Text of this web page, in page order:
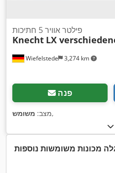
Wiefelstede 3,274 km
פילטר אוויר 5 חתיכות
Knecht LX
פנה
מצב: משומש ,
מכונות משומשות נוספות